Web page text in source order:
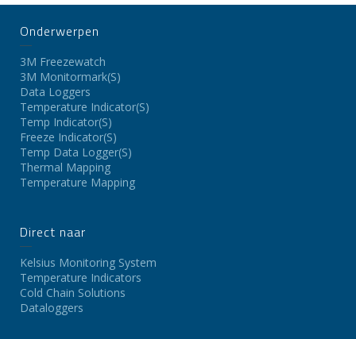
Onderwerpen
3M Freezewatch
3M Monitormark(s)
Data Loggers
Temperature Indicator(s)
Temp Indicator(s)
Freeze Indicator(s)
Temp Data Logger(s)
Thermal Mapping
Temperature Mapping
Direct naar
Kelsius Monitoring System
Temperature Indicators
Cold Chain Solutions
Dataloggers